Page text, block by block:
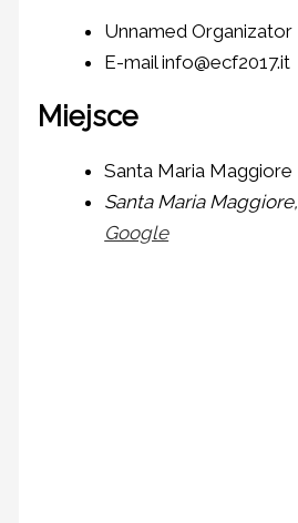
Unnamed Organizator
E-mailinfo@ecf2017.it
Miejsce
Santa Maria Maggiore
Santa Maria Maggiore,
Google